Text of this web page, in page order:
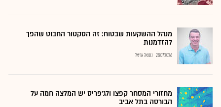
מנהל ההשקעות שבטוח: זה הסקטור החבוט שהפך
להזדמנות
28.07.2026 נתנאל אריאל
מחזורי המסחר קפצו ולג'פריס יש המלצה חמה על
הבורסה בתל אביב